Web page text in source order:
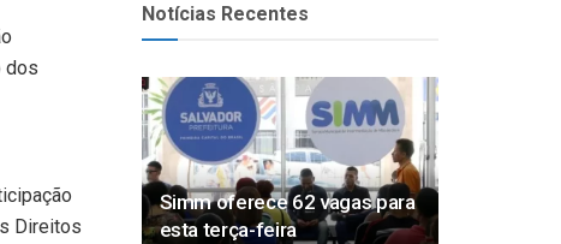
dos
Direitos
Notícias Recentes
Simm oferece 62 vagas para
esta terça-feira